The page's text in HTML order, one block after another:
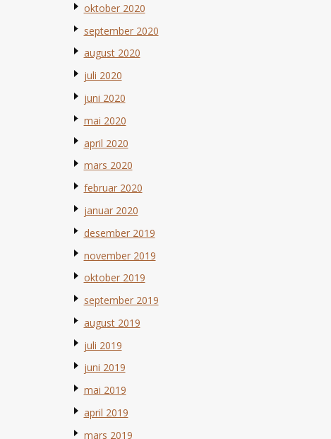
oktober 2020
september 2020
august 2020
juli 2020
juni 2020
mai 2020
april 2020
mars 2020
februar 2020
januar 2020
desember 2019
november 2019
oktober 2019
september 2019
august 2019
juli 2019
juni 2019
mai 2019
april 2019
mars 2019